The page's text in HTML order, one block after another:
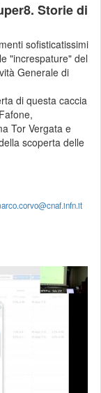
Storie di
sofisticatissimi
"increspature" del
Generale di
di questa caccia
Tor Vergata e
scoperta delle
Super8. Storie di
secondarie
"La Mediateca
ai sondaggi nel